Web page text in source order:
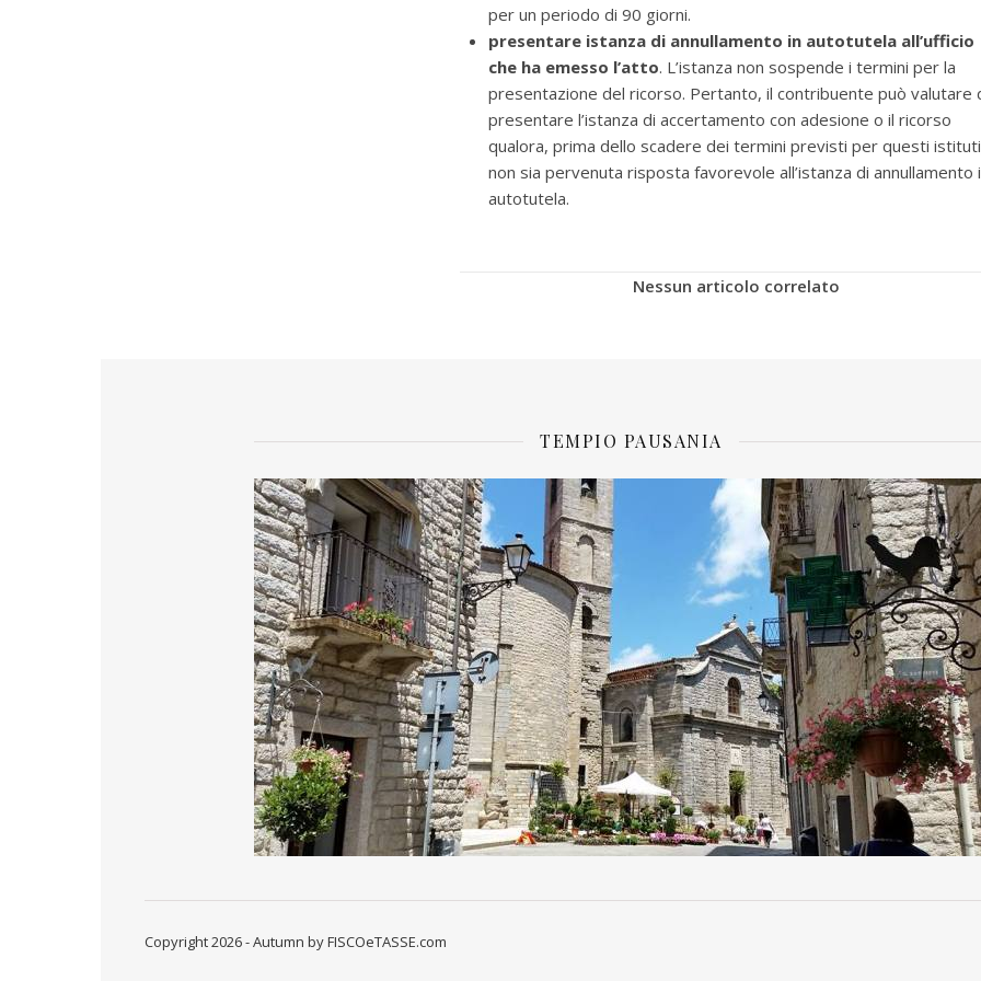
per un periodo di 90 giorni.
presentare istanza di annullamento in autotutela all’ufficio
che ha emesso l’atto. L’istanza non sospende i termini per la
presentazione del ricorso. Pertanto, il contribuente può valutare
presentare l’istanza di accertamento con adesione o il ricorso
qualora, prima dello scadere dei termini previsti per questi
non sia pervenuta risposta favorevole all’istanza di annullamento
autotutela.
Nessun articolo correlato
TEMPIO PAUSANIA
Copyright 2026 - Autumn by FISCOeTASSE.com